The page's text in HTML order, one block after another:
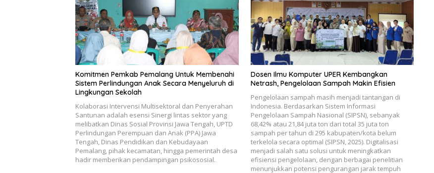
Komitmen Pemkab Pemalang Untuk Membenahi
Sistem Perlindungan Anak Secara Menyeluruh di
Lingkungan Sekolah
Kolaborasi Intervensi Multisektoral dan Penyerahan
Santunan adalah esensi Sinergi lintas sektor yang
melibatkan Dinas Sosial Provinsi Jawa Tengah, UPTD
Perlindungan Perempuan dan Anak (PPA) Jawa
Tengah, Dinas Pendidikan dan Kebudayaan
Pemalang, pihak kecamatan, hingga pemerintah desa
hadir memberikan pendampingan psikososial.
Dosen Ilmu Komputer UPER Kembangkan
Netrash, Pengelolaan Sampah Makin Efisien
Pengelolaan sampah masih menjadi tantangan di
Indonesia. Berdasarkan Sistem Informasi
Pengelolaan Sampah Nasional (SIPSN), sebanyak
68,42% atau 21,84 juta ton dari total 35 juta ton
sampah per tahun di 295 kabupaten/kota belum
terkelola secara optimal (SIPSN, 2025). Digitalisasi
menjadi salah satu solusi untuk meningkatkan
efisiensi pengelolaan, dengan berbagai penelitian
menunjukkan potensi pengurangan jarak tempuh